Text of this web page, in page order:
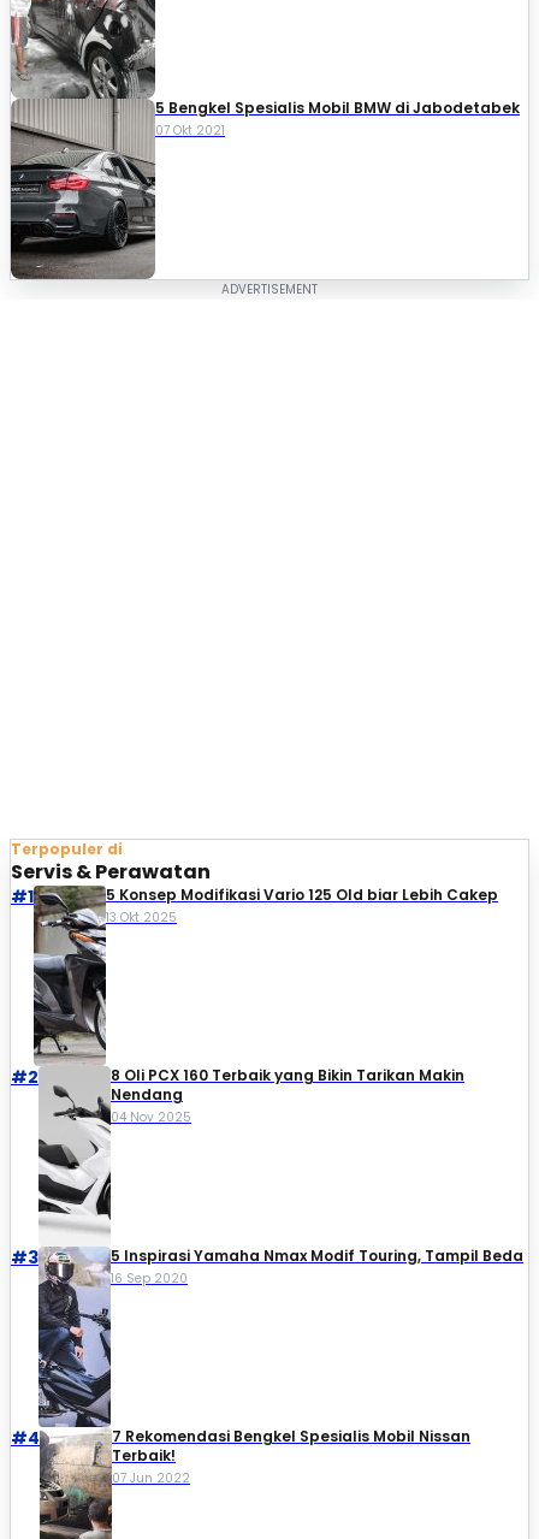
5 Bengkel Spesialis Mobil BMW di Jabodetabek
07 Okt 2021
Terpopuler di
Servis & Perawatan
#1 5 Konsep Modifikasi Vario 125 Old biar Lebih Cakep
13 Okt 2025
#2
8 Oli PCX 160 Terbaik yang Bikin Tarikan Makin
Nendang
04 Nov 2025
#3 5 Inspirasi Yamaha Nmax Modif Touring, Tampil Beda
16 Sep 2020
#4
7 Rekomendasi Bengkel Spesialis Mobil Nissan
Terbaik!
07 Jun 2022